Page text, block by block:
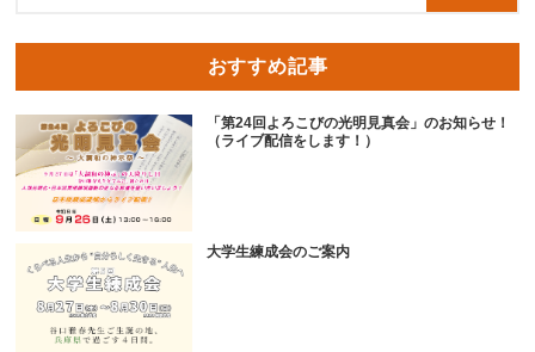
おすすめ記事
「第24回よろこびの光明見真会」のお知らせ！
（ライブ配信をします！）
大学生練成会のご案内